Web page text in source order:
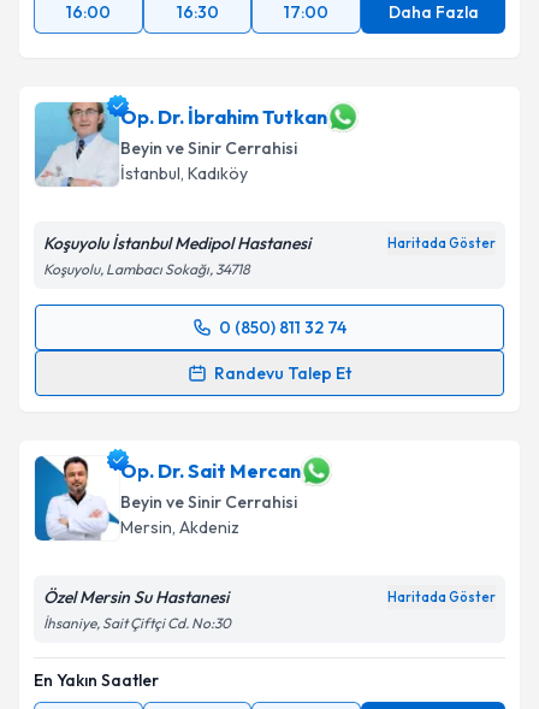
16:00
16:30 17:00 Daha Fazla
Op. Dr. İbrahim Tutkan
Beyin ve Sinir Cerrahisi
İstanbul, Kadıköy
Koşuyolu İstanbul Medipol Hastanesi Haritada Göster
Koşuyolu, Lambacı Sokağı, 34718
0 (850) 811 32 74
Randevu Talep Et
Randevu Takvimi Talebi
takvim hazırlandığında e-posta ile bilgilendireceğiz.
E-posta Adresiniz
Kişisel verilerimin işlenmesine ilişkin
Metni'ni okudum ve kişisel verilerimin belirtilen
kapsamda işlenmesini kabul ediyorum.
Op. Dr. Sait Mercan
Beyin ve Sinir Cerrahisi
Mersin, Akdeniz
Özel Mersin Su Hastanesi Haritada Göster
İhsaniye, Sait Çiftçi Cd. No:30
En Yakın Saatler